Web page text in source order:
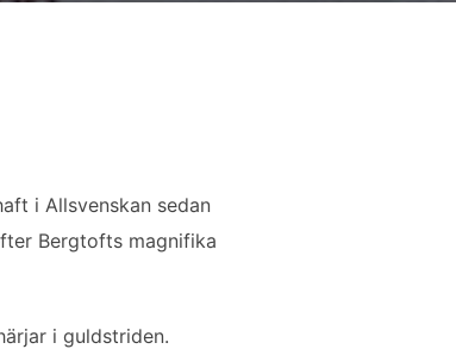
i Allsvenskan sedan
Bergtofts magnifika
i guldstriden.